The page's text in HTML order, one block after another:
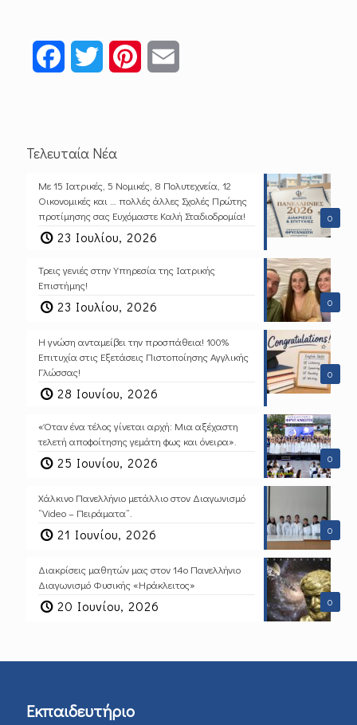
FacebookTwitter Pinterest
Τελευταία Νέα
0
Με 15 Ιατρικές, 5 Νομικές, 8 Πολυτεχνεία, 12
Οικονομικές και … πολλές άλλες Σχολές Πρώτης
προτίμησης σας Ευχόμαστε Καλή Σταδιοδρομία!
23 Ιουλίου, 2026
0
Τρεις γενιές στην Υπηρεσία της Ιατρικής
Επιστήμης!
23 Ιουλίου, 2026
0
Η γνώση ανταμείβει την προσπάθεια! 100%
Επιτυχία στις Εξετάσεις Πιστοποίησης Αγγλικής
Γλώσσας!
28 Ιουνίου, 2026
0
«Όταν ένα τέλος γίνεται αρχή: Μια αξέχαστη
τελετή αποφοίτησης γεμάτη φως και όνειρα».
25 Ιουνίου, 2026
0
Χάλκινο Πανελλήνιο μετάλλιο στον Διαγωνισμό
“Video – Πειράματα”.
21 Ιουνίου, 2026
0
Διακρίσεις μαθητών μας στον 14ο Πανελλήνιο
Διαγωνισμό Φυσικής «Ηράκλειτος»
20 Ιουνίου, 2026
Εκπαιδευτήριο